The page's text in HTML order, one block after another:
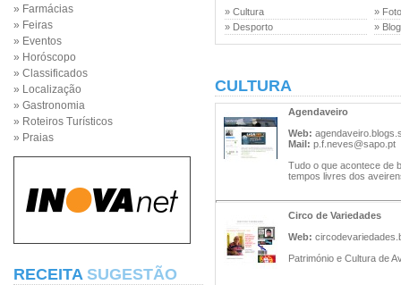
» Farmácias
» Feiras
» Eventos
» Horóscopo
» Classificados
» Localização
» Gastronomia
» Roteiros Turísticos
» Praias
RECEITA SUGESTÃO
» Cultura
»
» Desporto
»
CULTURA
Agendaveiro
Web:
Mail: p.f.neves@sapo.pt
Tudo o que acontece de
tempos livres dos
Circo de Variedades
Web:
Património e Cultura de